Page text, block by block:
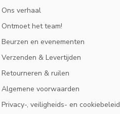
Ons verhaal
Ontmoet het team!
Beurzen en evenementen
Verzenden & Levertijden
Retourneren & ruilen
Algemene voorwaarden
Privacy-, veiligheids- en cookiebeleid